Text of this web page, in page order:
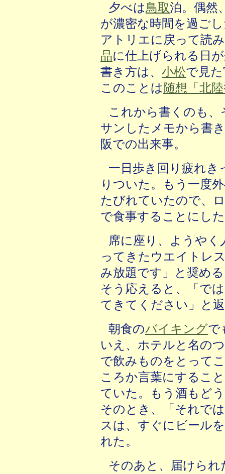
夕べは鳥取泊。偶然
が濃密な時間を過ご
アトリエに戻って読
品に仕上げられる日
書き方は、 小松で見
このことは随想「北
これから書くのも
サンしたメモから書
阪での出来事。
一日歩き回り疲れき
りついた。もう一度
たびれていたので、
で食事することにし
席に座り、ようや
ってきたウエイトレ
み放題です」と奨め
そう応えると、「で
てきてください」と
朝食のバイキングで
いえ、ホテルと名の
で飲みものをとって
ころか言葉にするこ
ていた。もう酒もど
そのとき、「それで
スは、すぐにビール
れた。
そのあと、届けら